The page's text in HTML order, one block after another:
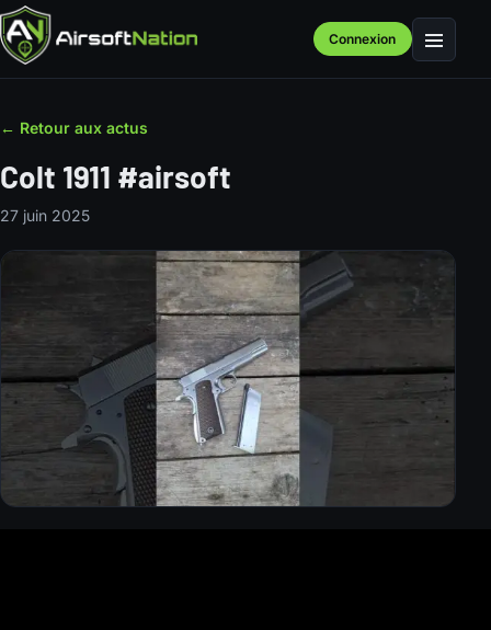
Connexion Menu
← Retour aux actus
Colt 1911 #airsoft
27 juin 2025